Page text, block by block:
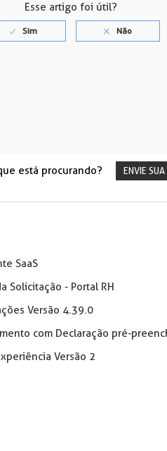
Esse artigo foi útil?
está procurando? ENVIE
SaaS
Solicitação - Portal RH
Versão 4.39.0
com Declaração pré-
Versão 2